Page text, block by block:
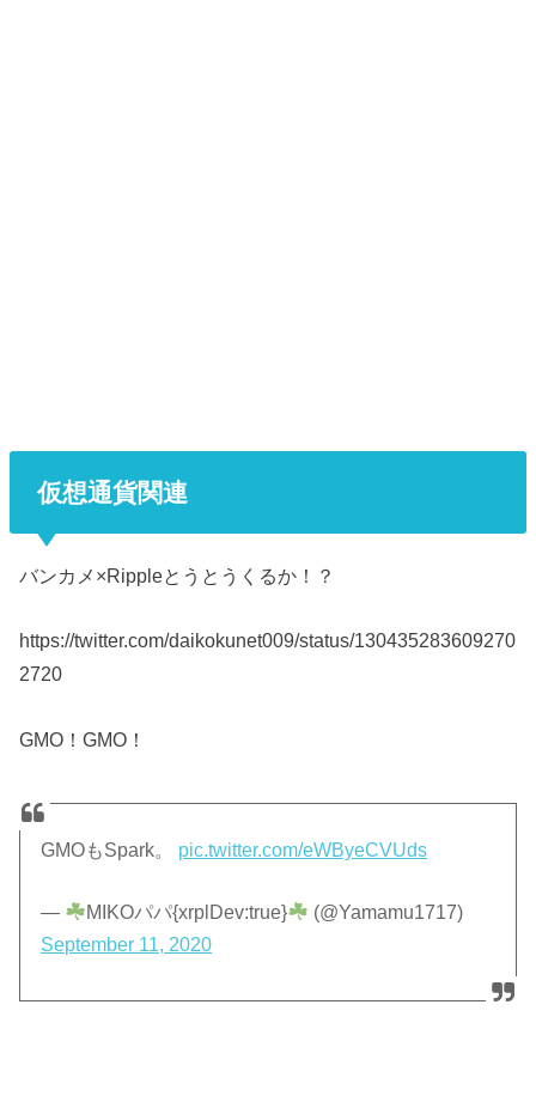
仮想通貨関連
バンカメ×Rippleとうとうくるか！？
https://twitter.com/daikokunet009/status/130435283609270
2720
GMO！GMO！
GMOもSpark。 pic.twitter.com/eWByeCVUds
— MIKOパパ{xrplDev:true}
(@Yamamu1717)
September 11, 2020